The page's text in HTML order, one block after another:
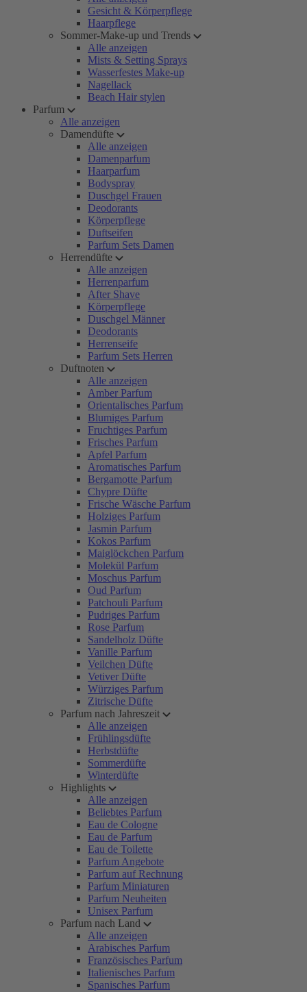
Gesicht & Körperpflege
Haarpflege
Sommer-Make-up und Trends
Alle anzeigen
Mists & Setting Sprays
Wasserfestes Make-up
Nagellack
Beach Hair stylen
Parfum
Alle anzeigen
Damendüfte
Alle anzeigen
Damenparfum
Haarparfum
Bodyspray
Duschgel Frauen
Deodorants
Körperpflege
Duftseifen
Parfum Sets Damen
Herrendüfte
Alle anzeigen
Herrenparfum
After Shave
Körperpflege
Duschgel Männer
Deodorants
Herrenseife
Parfum Sets Herren
Duftnoten
Alle anzeigen
Amber Parfum
Orientalisches Parfum
Blumiges Parfum
Fruchtiges Parfum
Frisches Parfum
Apfel Parfum
Aromatisches Parfum
Bergamotte Parfum
Chypre Düfte
Frische Wäsche Parfum
Holziges Parfum
Jasmin Parfum
Kokos Parfum
Maiglöckchen Parfum
Molekül Parfum
Moschus Parfum
Oud Parfum
Patchouli Parfum
Pudriges Parfum
Rose Parfum
Sandelholz Düfte
Vanille Parfum
Veilchen Düfte
Vetiver Düfte
Würziges Parfum
Zitrische Düfte
Parfum nach Jahreszeit
Alle anzeigen
Frühlingsdüfte
Herbstdüfte
Sommerdüfte
Winterdüfte
Highlights
Alle anzeigen
Beliebtes Parfum
Eau de Cologne
Eau de Parfum
Eau de Toilette
Parfum Angebote
Parfum auf Rechnung
Parfum Miniaturen
Parfum Neuheiten
Unisex Parfum
Parfum nach Land
Alle anzeigen
Arabisches Parfum
Französisches Parfum
Italienisches Parfum
Spanisches Parfum